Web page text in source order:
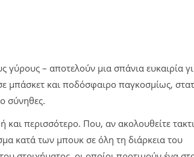
– αποτελούν μια σπάνια ευκαιρία
μπάσκετ και ποδόσφαιρο παγκοσμίως,
σύνηθες.
περισσότερο. Που, αν ακολουθείτε
κατά των μπουκ σε όλη τη διάρκεια του